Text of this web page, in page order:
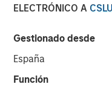
ELECTRÓNICO A
Gestionado desde
España
Función
18 JUNIO 2026
The Authors